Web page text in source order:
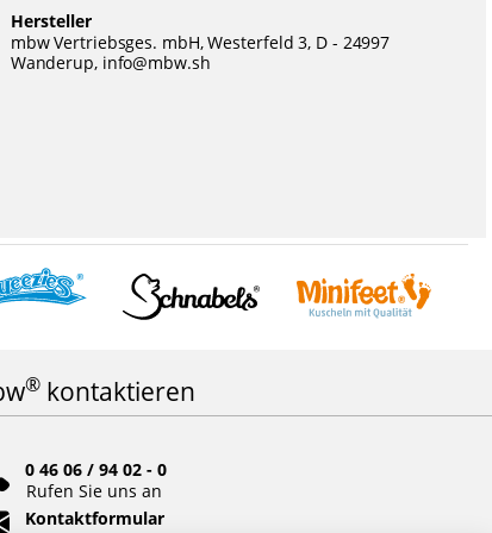
Hersteller
mbw Vertriebsges. mbH, Westerfeld 3, D - 24997
Wanderup, info@mbw.sh
®kontaktieren
0 46 06 / 94 02 - 0
Rufen Sie uns an
Kontaktformular